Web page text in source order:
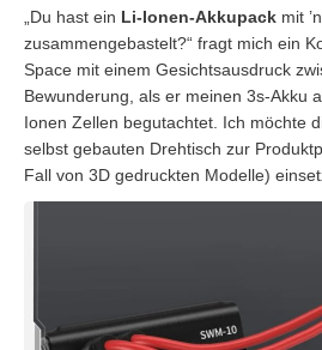
„Du hast ein Li-Ionen-Akkupack mit
zusammengebastelt?“ fragt mich ein
Space mit einem Gesichtsausdruck
Bewunderung, als er meinen 3s-Akku
Ionen Zellen begutachtet. Ich möchte
selbst gebauten Drehtisch zur
Fall von 3D gedruckten Modelle)